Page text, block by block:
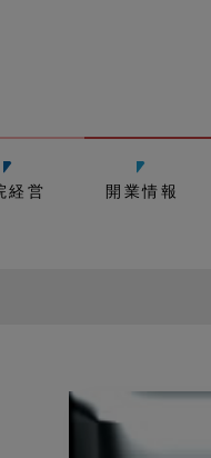
経営 開業情報